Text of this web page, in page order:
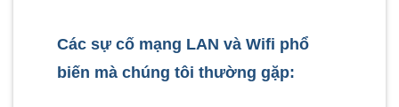
Các sự cố mạng LAN và Wifi phổ
biến mà chúng tôi thường gặp: